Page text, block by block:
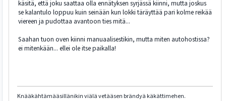
käsitä, että joku saattaa olla ennätyksen syrjässä kiinni, mutta joskus
se kalantulo loppuu kuin seinään kun lokki täräyttää pari kolme reikää
viereen ja pudottaa avantoon ties mitä...
Saahan tuon oven kiinni manuaalisestikin, mutta miten autohostissa?
ei mitenkään... ellei ole itse paikalla!
Knääkähtämääsillänikin viälä vetääsen brändyä käkättimehen.